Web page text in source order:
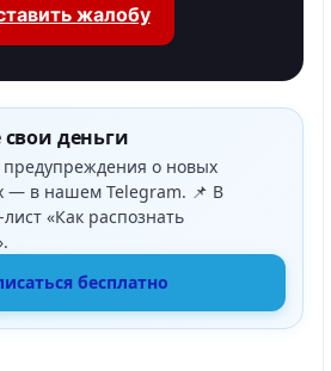
жалобу
деньги
о новых
— в нашем Telegram. 📌 В
«Как распознать
бесплатно